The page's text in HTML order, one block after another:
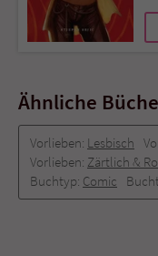
Ähnliche
Vorlieben: Lesbisch
Vorlieben: Zärtlich &
Buchtyp: Comic